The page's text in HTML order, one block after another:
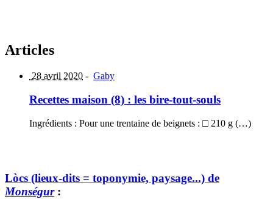
Articles
28 avril 2020 - Gaby
Recettes maison (8) : les bire-tout-souls
Ingrédients : Pour une trentaine de beignets : □ 210 g (…)
Lòcs (lieux-dits = toponymie, paysage...) de
Monségur: